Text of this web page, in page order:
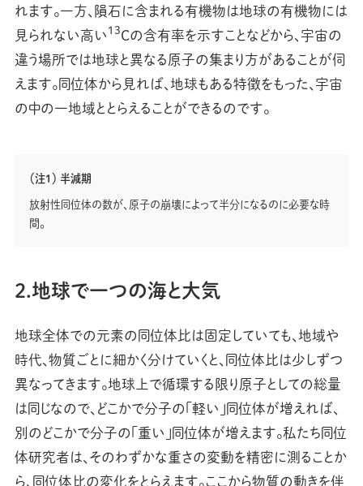
れます。一方、隕石に含まれる有機物は地球の有機物には
見られない高い13Cの含有率を示すことなどから、宇宙の
違う場所では地球と異なる原子の集まり方があることが伺
えます。同位体から見れば、地球もある特徴をもった、宇宙
の中の一地域ととらえることができるのです。
（注1） 半減期
放射性同位体の数が、原子の崩壊によって半分になるのに必要な時
間。
2.地球で一つの海と大気
地球全体での元素の同位体比は固定していても、地域や
時代、物質ごとに細かく分けていくと、同位体比は少しずつ
異なってきます。地球上で循環する限り原子としての総量
は同じなので、どこかで分子の「軽い」同位体が増えれば、
別のどこかで分子の「重い」同位体が増えます。私たち同位
体研究者は、そのわずかな重さの変動を精密に測ることか
ら、同位体比の変化をとらえます。ここから物質の動きを伴